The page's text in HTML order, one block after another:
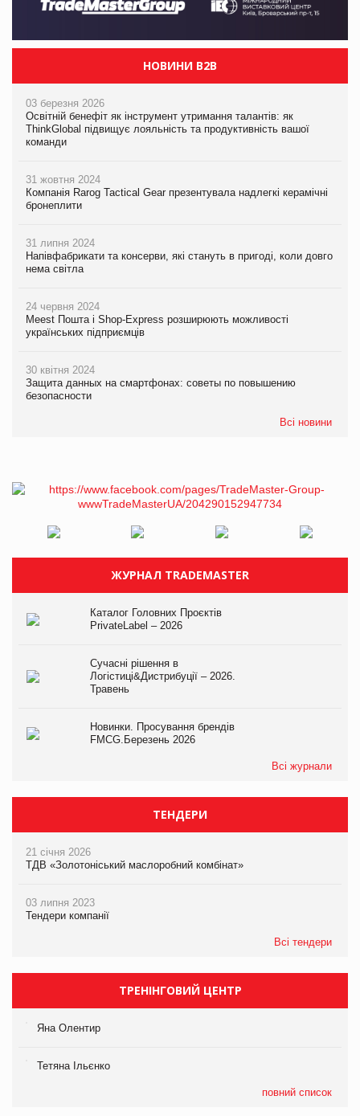
НОВИНИ B2B
03 березня 2026
Освітній бенефіт як інструмент утримання талантів: як
ThinkGlobal підвищує лояльність та продуктивність вашої
команди
31 жовтня 2024
Компанія Rarog Tactical Gear презентувала надлегкі керамічні
бронеплити
31 липня 2024
Напівфабрикати та консерви, які стануть в пригоді, коли довго
нема світла
24 червня 2024
Meest Пошта і Shop-Express розширюють можливості
українських підприємців
30 квітня 2024
Защита данных на смартфонах: советы по повышению
безопасности
Всі новини
ЖУРНАЛ TRADEMASTER
Каталог Головних Проєктів
PrivateLabel – 2026
Сучасні рішення в
Логістиці&Дистрибуції – 2026.
Травень
Новинки. Просування брендів
FMCG.Березень 2026
Всі журнали
ТЕНДЕРИ
21 січня 2026
ТДВ «Золотоніський маслоробний комбінат»
03 липня 2023
Тендери компанії
Всі тендери
ТРЕНІНГОВИЙ ЦЕНТР
Яна Олентир
Тетяна Ільєнко
повний список